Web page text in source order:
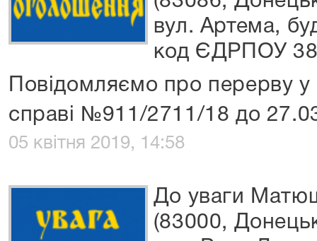
вул. Артема,
код ЄДРПОУ
Повідомляємо про перерву у
справі №911/2711/18 до
05 квітня 2019, 14:58
До уваги
(83000,